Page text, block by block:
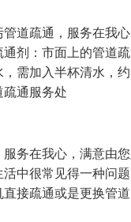
道疏通，服务在我
剂：市面上的管道
需加入半杯清水，
通服务处
务在我心，满意由
中很常见得一种问
接疏通或是更换管